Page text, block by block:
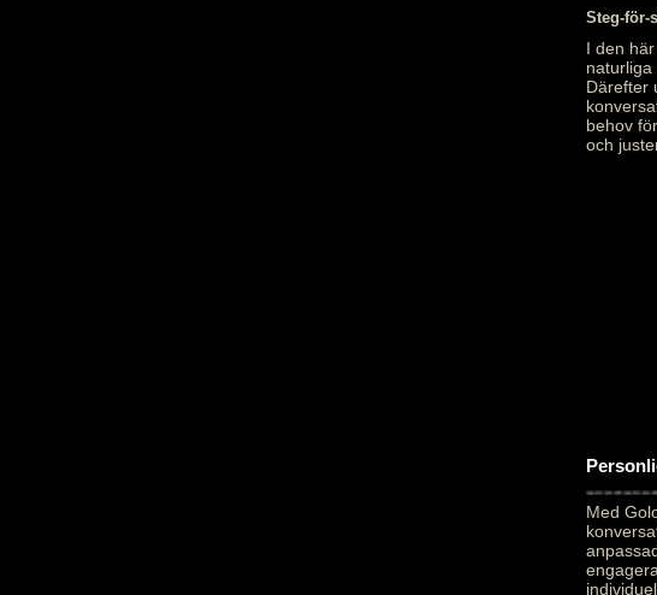
Steg-för-
I den
naturliga
Därefter
behov
och
Med